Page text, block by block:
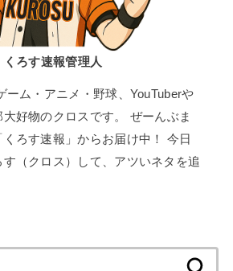
くろす速報管理人
ーム・アニメ・野球、YouTuberや
好物のクロスです。 ぜーんぶま
ろす速報」からお届け中！ 今日
す（クロス）して、アツいネタを追